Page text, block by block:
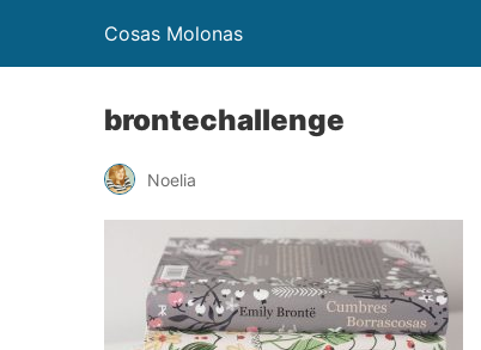
Cosas Molonas
brontechallenge
Noelia